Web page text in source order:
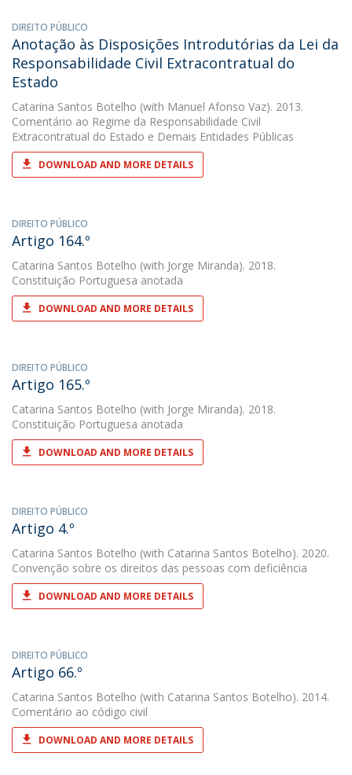
DIREITO PÚBLICO
Anotação às Disposições Introdutórias da Lei da
Responsabilidade Civil Extracontratual do
Estado
Catarina Santos Botelho (with Manuel Afonso Vaz). 2013.
Comentário ao Regime da Responsabilidade Civil
Extracontratual do Estado e Demais Entidades Públicas
DOWNLOAD AND MORE DETAILS
DIREITO PÚBLICO
Artigo 164.º
Catarina Santos Botelho (with Jorge Miranda). 2018.
Constituição Portuguesa anotada
DOWNLOAD AND MORE DETAILS
DIREITO PÚBLICO
Artigo 165.º
Catarina Santos Botelho (with Jorge Miranda). 2018.
Constituição Portuguesa anotada
DOWNLOAD AND MORE DETAILS
DIREITO PÚBLICO
Artigo 4.º
Catarina Santos Botelho (with Catarina Santos Botelho). 2020.
Convenção sobre os direitos das pessoas com deficiência
DOWNLOAD AND MORE DETAILS
DIREITO PÚBLICO
Artigo 66.º
Catarina Santos Botelho (with Catarina Santos Botelho). 2014.
Comentário ao código civil
DOWNLOAD AND MORE DETAILS